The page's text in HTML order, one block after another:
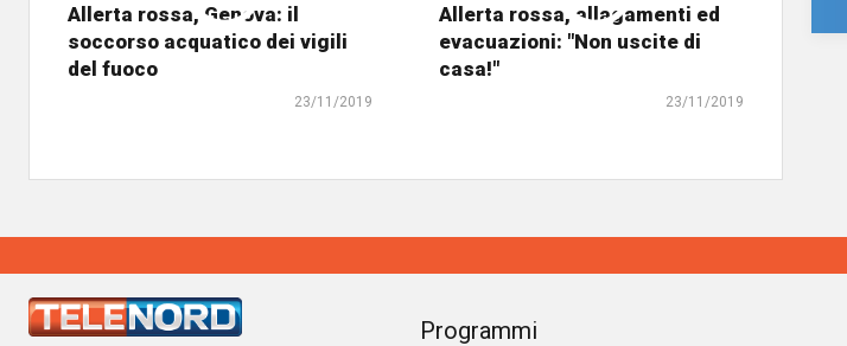
Allerta rossa, Genova: il
soccorso acquatico dei vigili
del fuoco
23/11/2019
Allerta rossa, allagamenti ed
evacuazioni: "Non uscite di
casa!"
23/11/2019
Programmi